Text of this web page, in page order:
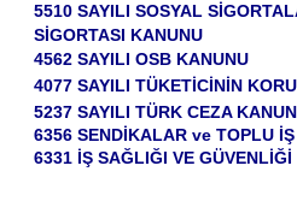
5510 SAYILI SOSYAL
SİGORTASI KANUNU
4562 SAYILI OSB KANUNU
4077 SAYILI TÜKETİCİNİN
5237 SAYILI TÜRK CEZA
6356 SENDİKALAR ve TOPLU
6331 İŞ SAĞLIĞI VE GÜVENLİĞİ